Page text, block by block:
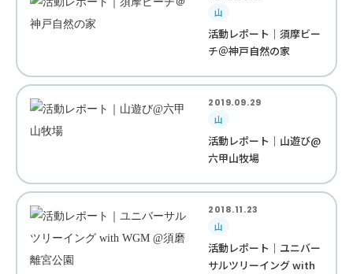
山
活動レポート｜須摩ビー
チ＠神戸自然の家
2019.09.29
山
活動レポート｜山遊び@
六甲山牧場
2018.11.23
山
活動レポート｜ユニバー
サルツリーイング with